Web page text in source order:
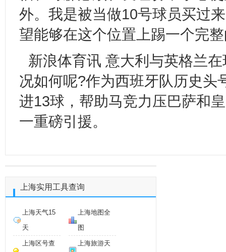
外。我是被当做10号球员买过
望能够在这个位置上踢一个完
新浪体育讯 意大利与英格兰
况如何呢?作为西班牙队历史头
进13球，帮助马竞力压巴萨和
一重磅引援。
上海实用工具查询
上海天气15
天
上海地图全
图
上海区号查
上海旅游天